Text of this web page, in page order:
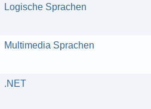
Logische Sprachen
Multimedia Sprachen
.NET